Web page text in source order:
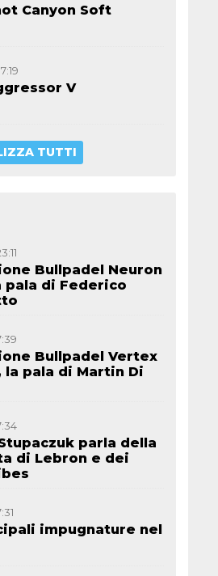
Canyon Soft
V
TUTTI
Bullpadel Neuron
pala di Federico
Bullpadel Vertex
la pala di Martin Di
parla della
di Lebron e dei
impugnature nel